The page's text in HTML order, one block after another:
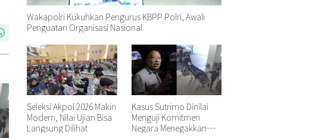
Wakapolri Kukuhkan Pengurus KBPP Polri, Awali
Penguatan Organisasi Nasional
Seleksi Akpol 2026 Makin
Modern, Nilai Ujian Bisa
Langsung Dilihat
Kasus Sutrimo Dinilai
Menguji Komitmen
Negara Menegakkan